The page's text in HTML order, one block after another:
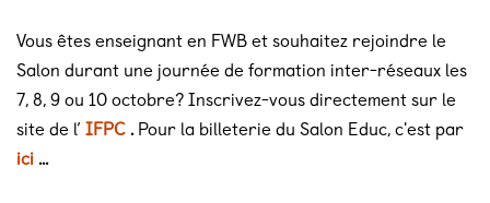
Vous êtes enseignant en FWB et souhaitez rejoindre le
Salon durant une journée de formation inter-réseaux les
7, 8, 9 ou 10 octobre? Inscrivez-vous directement sur le
site de l’ IFPC .Pour la billeterie du Salon Educ, c'est par
ici ...